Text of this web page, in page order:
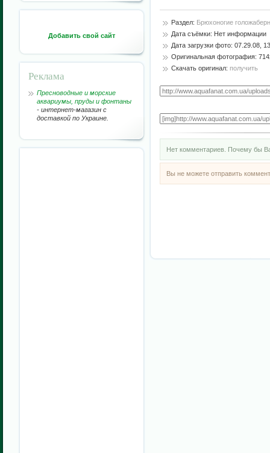
Добавить свой сайт
Реклама
Пресноводные и морские
аквариумы, пруды и фонтаны
- интернет-магазин с
доставкой по Украине.
Раздел: Брюхоногие
Дата съёмки: Нет информации
Дата загрузки фото: 07.29.08,
Оригинальная фотография:
Скачать оригинал: получить
Нет комментариев. Почему бы
Вы не можете отправить